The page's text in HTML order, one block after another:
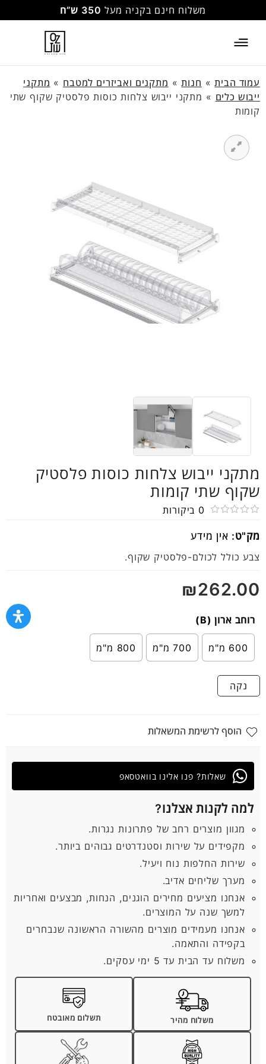
משלוח חינם בקניה מעל 350 ש”ח
עמוד הבית» חנות» מתקנים ואביזרים למטבח » מתקני
ייבוש כלים » מתקני ייבוש צלחות כוסות פלסטיק שקוף שתי
קומות
מתקני ייבוש צלחות כוסות פלסטיק
שקוף שתי קומות
0
מתוך
0 ביקורות
מק"ט: אין מידע
צבע כולל לכולם-פלסטיק שקוף.
₪262.00
רוחב ארון (B)
600 מ"מ 700 מ"מ 800 מ"מ
נקה
הוסף לרשימת המשאלות
למה לקנות אצלנו?
מגוון מוצרים רחב של פתרונות נגרות.
מקפידים על שירות וסטנדרטים גבוהים ביותר.
שירות החלפות נוח ויעיל.
מערך שליחים אדיב.
אנחנו מציעים מחירים הוגנים, הנחות, מבצעים ואחריות
למשך שנה על המוצרים.
אנחנו מעמידים מוצרים מהשורה הראשונה שנבחרים
בקפידה והתאמה.
משלוח עד הבית עד 5 ימי עסקים.
משלוח מהיר תשלום מאובטח
שאלות? פנו אלינו בוואטסאפ